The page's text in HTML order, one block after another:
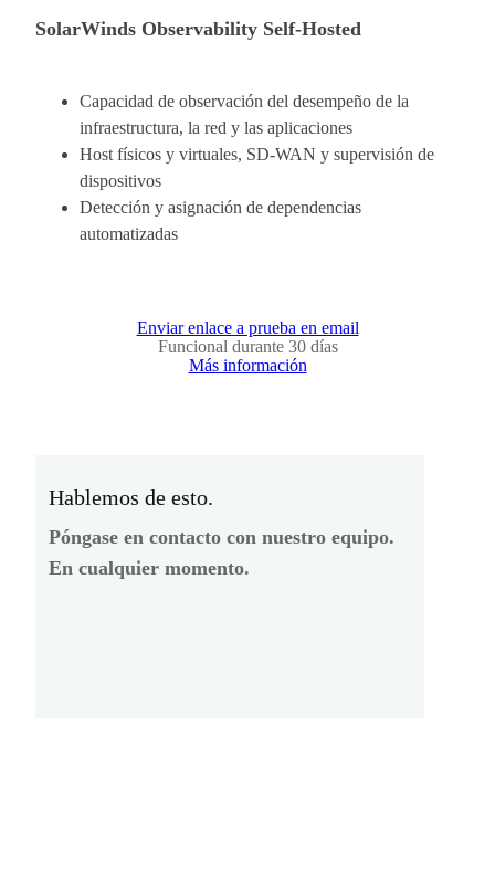
SolarWinds Observability Self-Hosted
Capacidad de observación del desempeño de la
infraestructura, la red y las aplicaciones
Host físicos y virtuales, SD-WAN y supervisión de
dispositivos
Detección y asignación de dependencias
automatizadas
Enviar enlace a prueba en email
Funcional durante 30 días
Más información
Hablemos de esto.
Póngase en contacto con nuestro equipo.
En cualquier momento.